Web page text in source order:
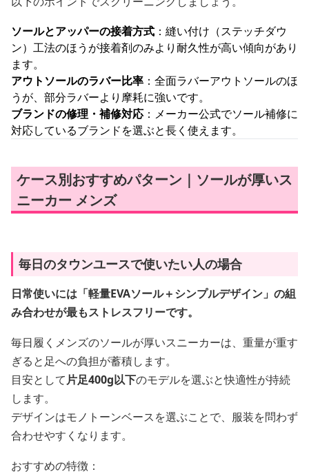
ソールとアッパーの接着方式 ：縫い付け（ステッチダウ
ン）工法のほうが接着剤のみより耐久性が高い傾向があり
ます。
アウトソールのラバー比率 ：全面ラバーアウトソールのほ
うが、部分ラバーより摩耗に強いです。
ブランドの修理・補修対応 ：メーカー公式でソール補修に
対応しているブランドを選ぶと長く使えます。
ケース別おすすめパターン｜ソールが厚いス
ニーカー メンズ
毎日のタウンユースで使いたい人の場合
日常使いには「軽量EVAソール＋シンプルデザイン」の組
み合わせが最もストレスフリーです。
毎日履くメンズのソールが厚いスニーカーは、重量が重す
ぎると足への負担が蓄積します。
目安として片足400g以下のモデルを選ぶと快適性が持続
します。
デザインはモノトーンベースを選ぶことで、服装を問わず
合わせやすくなります。
おすすめの特徴：